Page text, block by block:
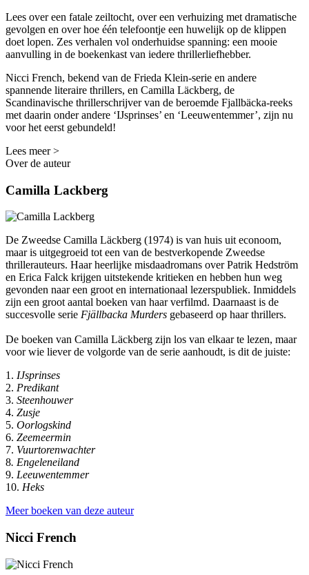
Lees over een fatale zeiltocht, over een verhuizing met dramatische
gevolgen en over hoe één telefoontje een huwelijk op de klippen
doet lopen. Zes verhalen vol onderhuidse spanning: een mooie
aanvulling in de boekenkast van iedere thrillerliefhebber.
Nicci French, bekend van de Frieda Klein-serie en andere
spannende literaire thrillers, en Camilla Läckberg, de
Scandinavische thrillerschrijver van de beroemde Fjallbäcka-reeks
met daarin onder andere ‘IJsprinses’ en ‘Leeuwentemmer’, zijn nu
voor het eerst gebundeld!
Lees meer >
Over de auteur
Camilla Lackberg
De Zweedse Camilla Läckberg (1974) is van huis uit econoom,
maar is uitgegroeid tot een van de bestverkopende Zweedse
thrillerauteurs. Haar heerlijke misdaadromans over Patrik Hedström
en Erica Falck krijgen uitstekende kritieken en hebben hun weg
gevonden naar een groot en internationaal lezerspubliek. Inmiddels
zijn een groot aantal boeken van haar verfilmd. Daarnaast is de
succesvolle serie Fjällbacka Murders gebaseerd op haar thrillers.
De boeken van Camilla Läckberg zijn los van elkaar te lezen, maar
voor wie liever de volgorde van de serie aanhoudt, is dit de juiste:
1. IJsprinses
2. Predikant
3. Steenhouwer
4. Zusje
5. Oorlogskind
6. Zeemeermin
7. Vuurtorenwachter
8. Engeleneiland
9. Leeuwentemmer
10. Heks
Meer boeken van deze auteur
Nicci French